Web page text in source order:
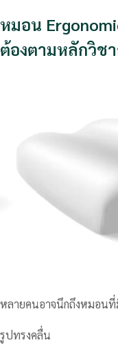
หมอน
ต้องตามหลักวิช
หลายคนอาจนึกถึงหมอน
รูปทรงคลื่น